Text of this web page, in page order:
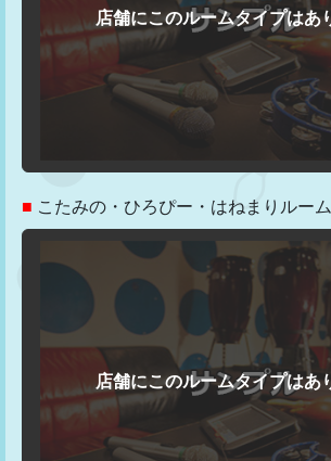
■ こたみの・ひろぴー・はねまりルーム